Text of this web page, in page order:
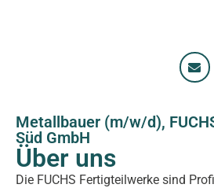
Metallbauer (m/w/d),
Süd GmbH
Über uns
Die FUCHS Fertigteilwerke sind